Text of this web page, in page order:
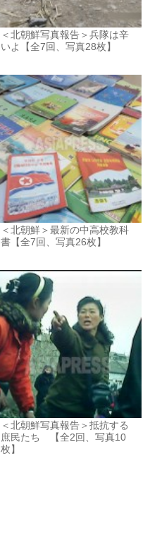
＜北朝鮮写真報告＞兵隊は辛
いよ【全7回、写真28枚】
＜北朝鮮＞最新の中高校教科
書【全7回、写真26枚】
＜北朝鮮写真報告＞抵抗する
庶民たち 【全2回、写真10
枚】